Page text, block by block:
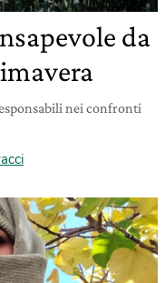
da
nei confronti